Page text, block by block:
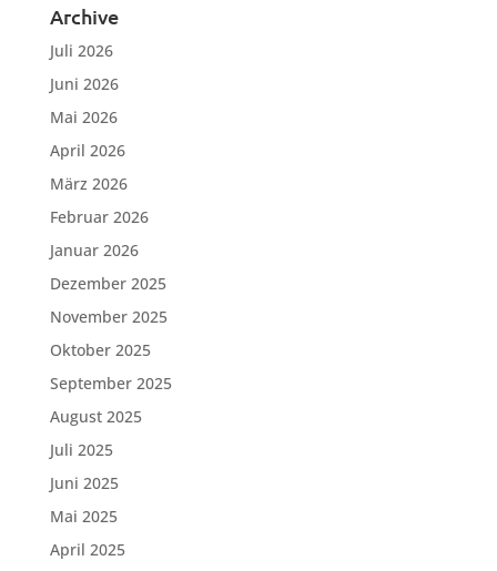
Archive
Juli 2026
Juni 2026
Mai 2026
April 2026
März 2026
Februar 2026
Januar 2026
Dezember 2025
November 2025
Oktober 2025
September 2025
August 2025
Juli 2025
Juni 2025
Mai 2025
April 2025